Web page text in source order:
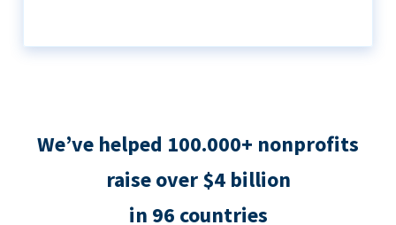
We’ve helped 100.000+ nonprofits
raise over $4 billion
in 96 countries